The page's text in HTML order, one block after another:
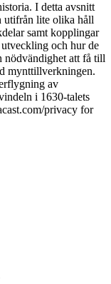
I detta avsnitt
utifrån lite olika håll
samt kopplingar
och hur de
nödvändighet att få till
mynttillverkningen.
av
i 1630-talets
privacy for